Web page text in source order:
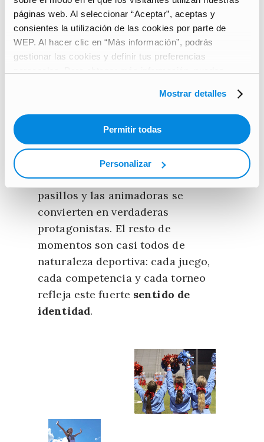
páginas web. Al seleccionar “Aceptar”, aceptas y
consientes la utilización de las cookies por parte de
WEP. Al hacer clic en “Más información”, podrás
gestionar las cookies y definir tus preferencias
Mostrar detalles
Permitir todas
Personalizar
máxima expresión. Uno de estos es
lasemana del espíritu, una semana
temática en la que la ropa, el
maquillaje, los accesorios y las
cancionesy loshimnos
resuenan en los gimnasios y los
pasillos y las animadoras se
convierten en verdaderas
protagonistas. El resto de
momentos son casi todos de
naturaleza deportiva: cada juego,
cada competencia y cada torneo
refleja este fuerte sentido de
identidad.